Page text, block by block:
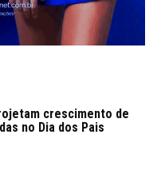
crescimento de
no Dia dos Pais